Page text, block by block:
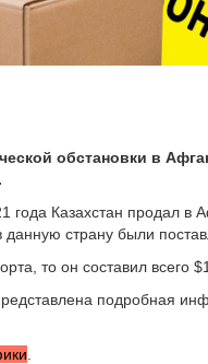
обстановки в
года Казахстан продал
страну были
то он составил
подробная